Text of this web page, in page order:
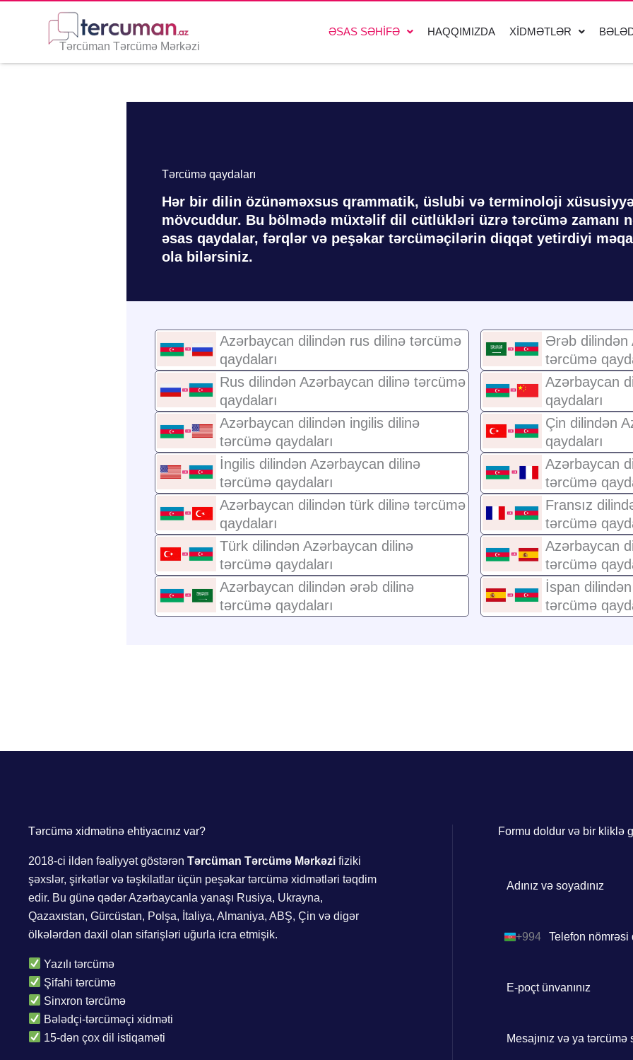
Tərcüman Tərcümə Mərkəzi
ƏSAS SƏHIFƏ HAQQIMIZDA XIDMƏTLƏR
Tərcümə qaydaları
Hər bir dilin özünəməxsus qrammatik, üslubi və terminoloji
mövcuddur. Bu bölmədə müxtəlif dil cütlükləri üzrə tərcümə zamanı
əsas qaydalar, fərqlər və peşəkar tərcüməçilərin diqqət yetirdiyi
ola bilərsiniz.
Azərbaycan dilindən rus dilinə tərcümə
qaydaları
Rus dilindən Azərbaycan dilinə tərcümə
qaydaları
Azərbaycan dilindən ingilis dilinə
tərcümə qaydaları
İngilis dilindən Azərbaycan dilinə
tərcümə qaydaları
Azərbaycan dilindən türk dilinə tərcümə
qaydaları
Türk dilindən Azərbaycan dilinə
tərcümə qaydaları
Azərbaycan dilindən ərəb dilinə
tərcümə qaydaları
Ərəb dilindən
tərcümə
Azərbaycan
qaydaları
Çin dilindən
qaydaları
Azərbaycan
tərcümə
Fransız
tərcümə
Azərbaycan
tərcümə
İspan
tərcümə
Tərcümə xidmətinə ehtiyacınız var?
2018-ci ildən fəaliyyət göstərən Tərcüman Tərcümə Mərkəzi fiziki
şəxslər, şirkətlər və təşkilatlar üçün peşəkar tərcümə xidmətləri təqdim
edir. Bu günə qədər Azərbaycanla yanaşı Rusiya, Ukrayna,
Qazaxıstan, Gürcüstan, Polşa, İtaliya, Almaniya, ABŞ, Çin və digər
ölkələrdən daxil olan sifarişləri uğurla icra etmişik.
Yazılı tərcümə
Şifahi tərcümə
Sinxron tərcümə
Bələdçi-tərcüməçi xidməti
15-dən çox dil istiqaməti
Formu doldur və bir kliklə
Azerbaijan
+994